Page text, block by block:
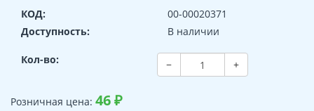
КОД:
00-00020371
Доступность:
В наличии
Кол-во: − +
Розничная цена: 46₽